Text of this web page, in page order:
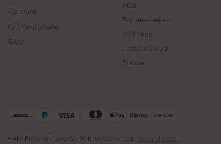
Retoure
Größentabelle
FAQ
AGB
Barrierefreiheit
B2B Shop
Fashion Cloud
Presse
* Alle Preise inkl. gesetzl. Mehrwertsteuer zzgl. Versandkosten